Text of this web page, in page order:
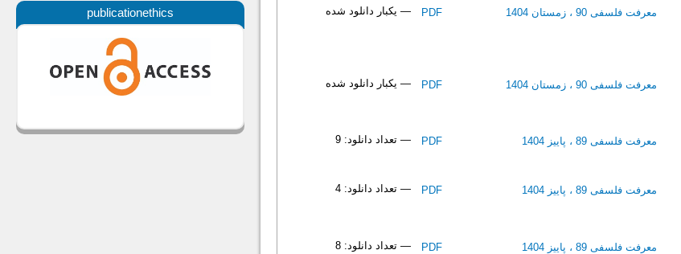
معرفت فلسفی 90 ، زمستان 1404 PDF — یکبار دانلود شده
معرفت فلسفی 90 ، زمستان 1404 PDF — یکبار دانلود شده
معرفت فلسفی 89 ، پاییز 1404 PDF — تعداد دانلود: 9
معرفت فلسفی 89 ، پاییز 1404 PDF — تعداد دانلود: 4
معرفت فلسفی 89 ، پاییز 1404 PDF — تعداد دانلود: 8
publicationethics